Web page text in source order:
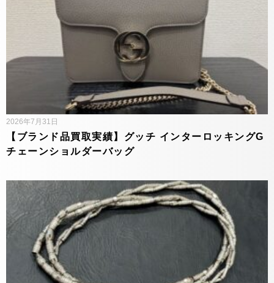
【ブランド品買取実績】グッチ インターロッキングG
チェーンショルダーバッグ
2026年7月31日